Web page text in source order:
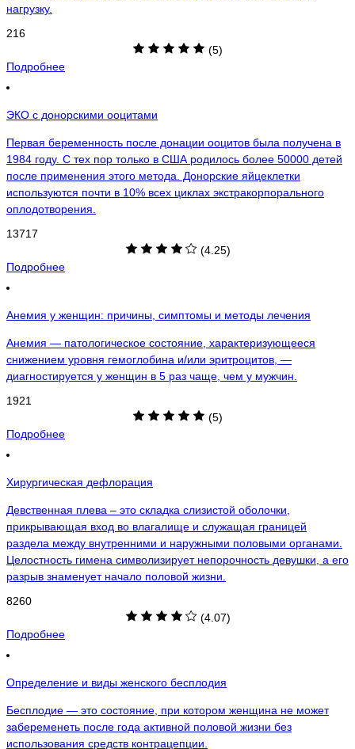
нагрузку.
216
(5)
Подробнее
ЭКО с донорскими ооцитами
Первая беременность после донации ооцитов была получена в
1984 году. С тех пор только в США родилось более 50000 детей
после применения этого метода. Донорские яйцеклетки
используются почти в 10% всех циклах экстракорпорального
оплодотворения.
13717
(4.25)
Подробнее
Анемия у женщин: причины, симптомы и методы лечения
Анемия — патологическое состояние, характеризующееся
снижением уровня гемоглобина и/или эритроцитов, —
диагностируется у женщин в 5 раз чаще, чем у мужчин.
1921
(5)
Подробнее
Хирургическая дефлорация
Девственная плева – это складка слизистой оболочки,
прикрывающая вход во влагалище и служащая границей
раздела между внутренними и наружными половыми органами.
Целостность гимена символизирует непорочность девушки, а его
разрыв знаменует начало половой жизни.
8260
(4.07)
Подробнее
Определение и виды женского бесплодия
Бесплодие — это состояние, при котором женщина не может
забеременеть после года активной половой жизни без
использования средств контрацепции.